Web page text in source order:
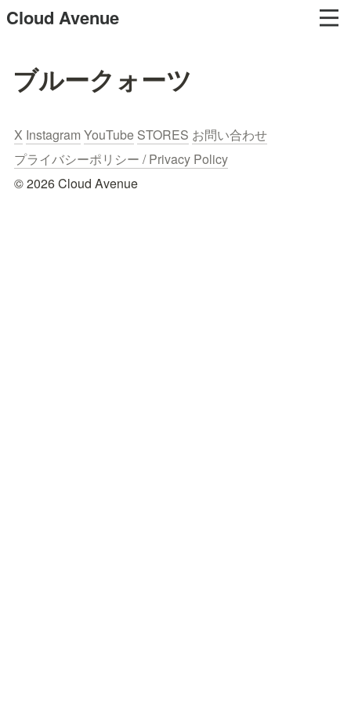
Cloud Avenue
ブルークォーツ
X Instagram YouTube STORES お問い合わせ
プライバシーポリシー / Privacy Policy
© 2026 Cloud Avenue